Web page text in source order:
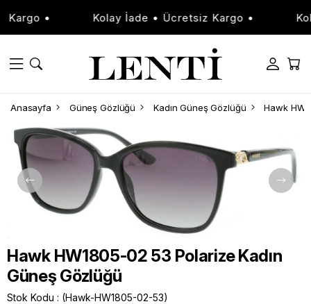
• Kolay İade • Ücretsiz Kargo •
Anasayfa Güneş Gözlüğü Kadın Güneş Gözlüğü Hawk
Hawk HW1805-02 53 Polarize Kadın
Güneş Gözlüğü
Stok Kodu
(Hawk-HW1805-02-53)